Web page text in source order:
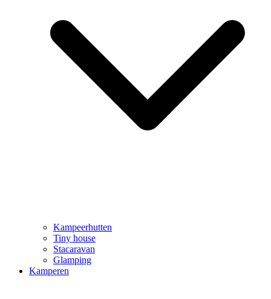
Kampeerhutten
Tiny house
Stacaravan
Glamping
Kamperen